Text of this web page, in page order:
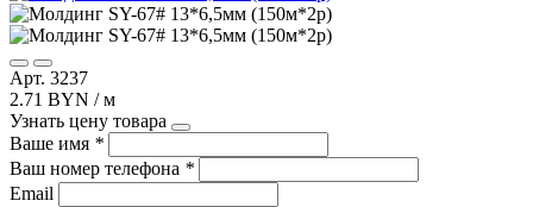
Арт. 3237
2.71 BYN / м
Узнать цену товара
Ваше имя *
Ваш номер телефона *
Email